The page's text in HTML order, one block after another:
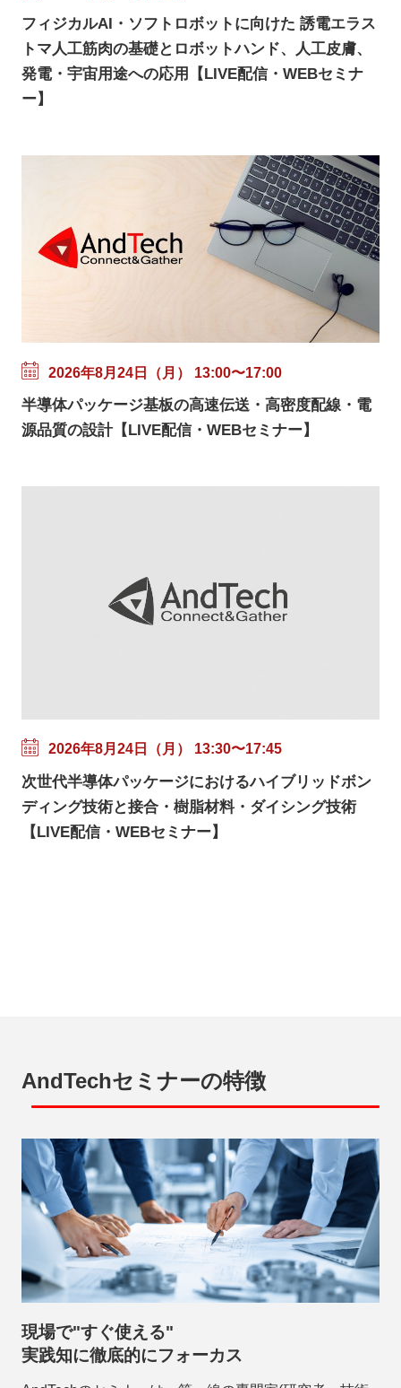
フィジカルAI・ソフトロボットに向けた 誘電エラス
トマ人工筋肉の基礎とロボットハンド、人工皮膚、
発電・宇宙用途への応用【LIVE配信・WEBセミナ
ー】
2026年8月24日（月） 13:00〜17:00
半導体パッケージ基板の高速伝送・高密度配線・電
源品質の設計【LIVE配信・WEBセミナー】
2026年8月24日（月） 13:30〜17:45
次世代半導体パッケージにおけるハイブリッドボン
ディング技術と接合・樹脂材料・ダイシング技術
【LIVE配信・WEBセミナー】
AndTechセミナーの特徴
現場で"すぐ使える"
実践知に徹底的にフォーカス